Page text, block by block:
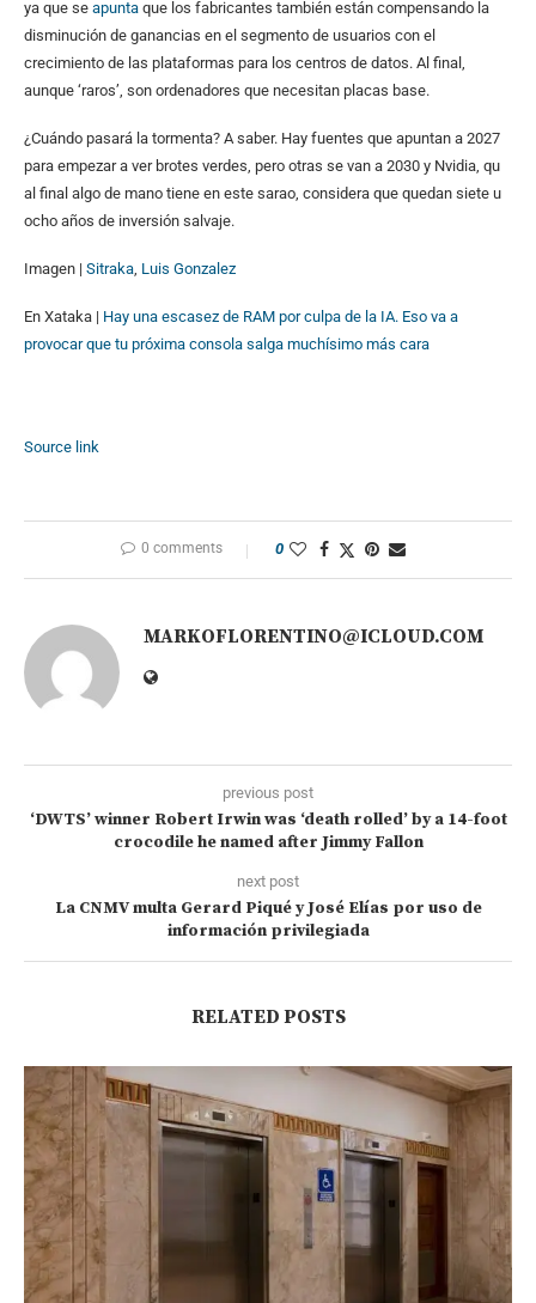
ya que se apunta que los fabricantes también están compensando la
disminución de ganancias en el segmento de usuarios con el
crecimiento de las plataformas para los centros de datos. Al final,
aunque ‘raros’, son ordenadores que necesitan placas base.
¿Cuándo pasará la tormenta? A saber. Hay fuentes que apuntan a 2027
para empezar a ver brotes verdes, pero otras se van a 2030 y Nvidia, qu
al final algo de mano tiene en este sarao, considera que quedan siete u
ocho años de inversión salvaje.
Imagen | Sitraka Luis Gonzalez
En Xataka | Hay una escasez de RAM por culpa de la IA. Eso va a
provocar que tu próxima consola salga muchísimo más cara
Source link
0 comments 0
MARKOFLORENTINO@ICLOUD.COM
previous post
‘DWTS’ winner Robert Irwin was ‘death rolled’ by a 14-foot
crocodile he named after Jimmy Fallon
next post
La CNMV multa Gerard Piqué y José Elías por uso de
información privilegiada
RELATED POSTS